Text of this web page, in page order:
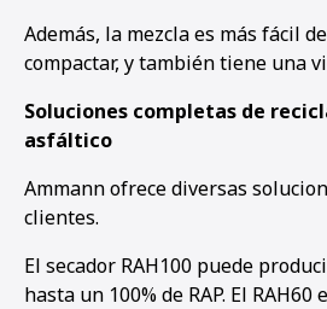
Además, la mezcla es más fácil
compactar, y también tiene una
Soluciones completas de
asfáltico
Ammann ofrece diversas
clientes.
El secador RAH100 puede
hasta un 100% de RAP. El